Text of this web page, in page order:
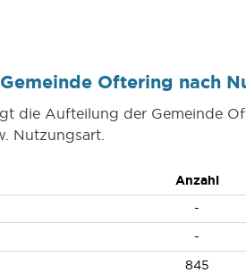
Oftering nach
die Aufteilung der Gemeinde
Nutzungsart.
Anzahl
-
-
845